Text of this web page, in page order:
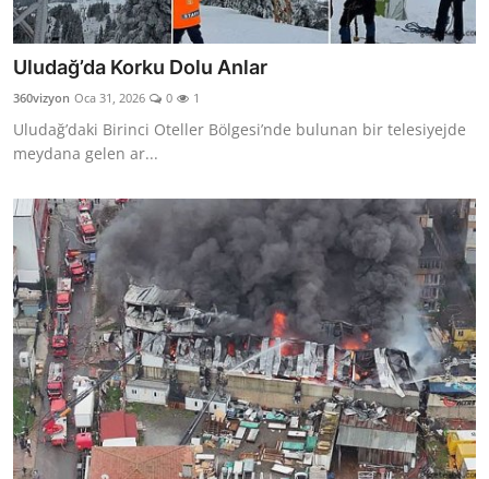
Uludağ’da Korku Dolu Anlar
360vizyon Oca 31, 2026 0 1
Uludağ’daki Birinci Oteller Bölgesi’nde bulunan bir telesiyejde
meydana gelen ar...